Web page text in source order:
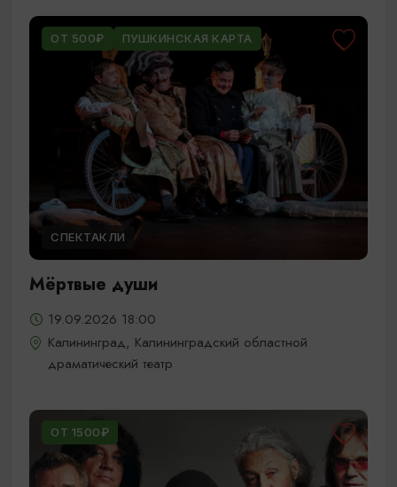
ОТ 500₽ ПУШКИНСКАЯ КАРТА
СПЕКТАКЛИ
Мёртвые души
19.09.2026 18:00
Калининград, Калининградский областной
драматический театр
ОТ 1500₽